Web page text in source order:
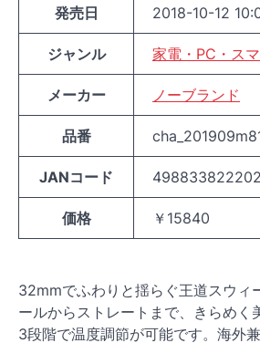
発売日 2018-10-12
ジャンル 家電・PC・ス
メーカー ノーブランド
品番
JANコード
価格 ￥15840
32mmでふわりと揺らぐ王道スウィ
ールからストレートまで、きらめく
3段階で温度調節が可能です。海外